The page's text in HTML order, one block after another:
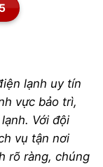
lạnh uy tín
vực bảo trì,
Với đội
vụ tận nơi
rõ ràng, chúng